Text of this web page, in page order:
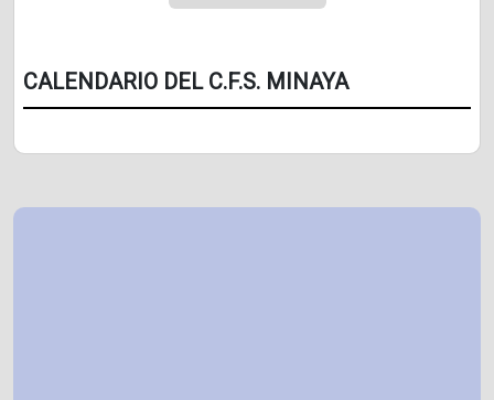
CALENDARIO DEL C.F.S. MINAYA